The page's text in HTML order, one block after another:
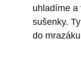
uhladíme a
sušenky.
do